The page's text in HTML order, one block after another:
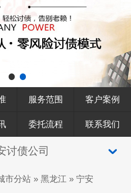
服务范围 客户案例
委托流程 联系我们
讨债公司
市分站 » 黑龙江 » 宁安